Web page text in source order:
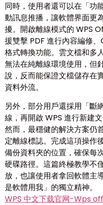
同時，使用者還可以在「功
動訊息推播，讓軟體界面更
擾。開啟離線模式的 WPS
援雙擊 PDF 進行內容編修
格式轉換功能。雲文檔和多
無法在純離線環境使用，但
說，反而能保證文檔儲存在
資料外流。
另外，部分用戶還採用「斷
線，再開啟 WPS 進行新建
然而，最穩健的解決方案仍
定離線標誌。完成這項操作
備份資料夾的位置，確保每
硬碟路徑。這篇終極教學不
放，也讓使用者拿回軟體主
是軟體用我」的獨立精神。
WPS 中文下载官网-Wps